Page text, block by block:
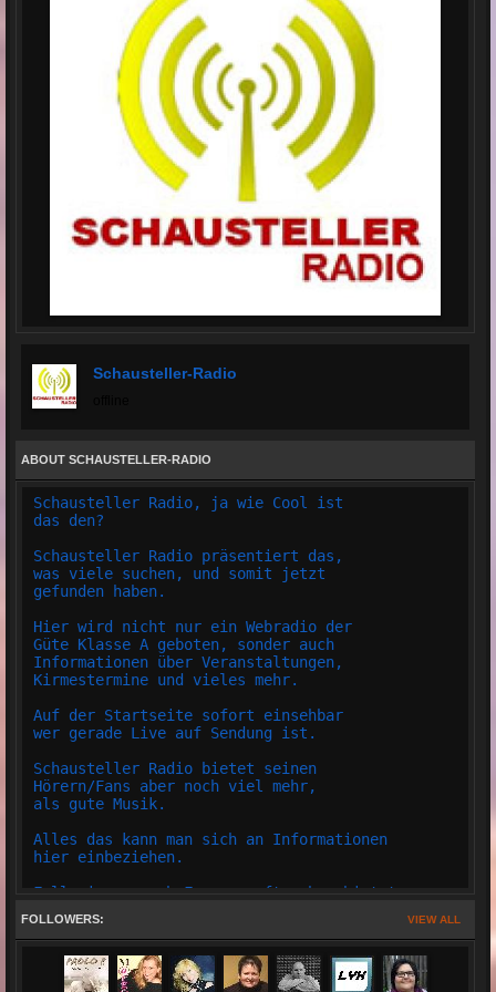
Schausteller-Radio
ABOUT SCHAUSTELLER-RADIO
Schausteller Radio, ja wie Cool ist
das den?
Schausteller Radio präsentiert das,
was viele suchen, und somit jetzt
gefunden haben.
Hier wird nicht nur ein Webradio der
Güte Klasse A geboten, sonder auch
Informationen über Veranstaltungen,
Kirmestermine und vieles mehr.
Auf der Startseite sofort einsehbar
wer gerade Live auf Sendung ist.
Schausteller Radio bietet seinen
Hörern/Fans aber noch viel mehr,
als gute Musik.
Alles das kann man sich an Informationen
hier einbeziehen.
Falls immer noch Fragen auftauchen bietet
Schausteller Radio hat auch einen eigenen
Teamspeak, wo jeder auch m,it dem Team
oder Gästen Plaudern kann.
VIEW ALL
FOLLOWERS: